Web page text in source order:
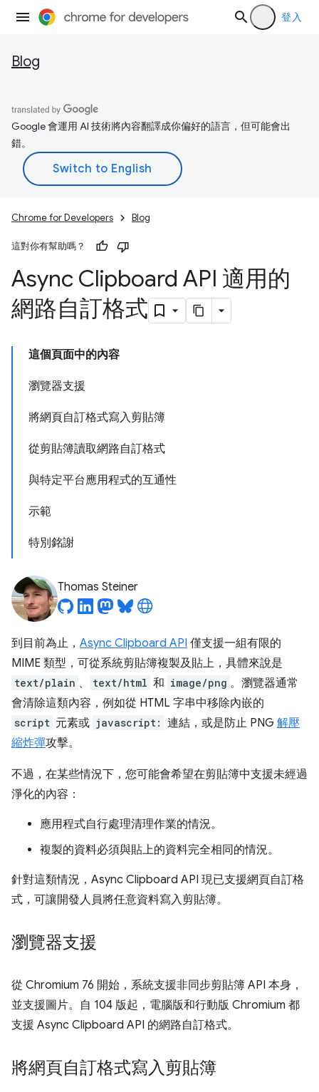
登入
Blog
Google 會運用 AI 技術將內容翻譯成你偏好的語言，但可能會出
錯。
Chrome for Developers Blog
這對你有幫助嗎？
Async Clipboard API 適用的
網路自訂格式
這個頁面中的內容
瀏覽器支援
將網頁自訂格式寫入剪貼簿
從剪貼簿讀取網路自訂格式
與特定平台應用程式的互通性
示範
特別銘謝
Thomas Steiner
到目前為止， Async Clipboard API 僅支援一組有限的
MIME 類型，可從系統剪貼簿複製及貼上，具體來說是
text/plain 、 text/html 和 image/png 。瀏覽器通常
會清除這類內容，例如從 HTML 字串中移除內嵌的
script 元素或 javascript: 連結，或是防止 PNG 解壓
縮炸彈攻擊。
不過，在某些情況下，您可能會希望在剪貼簿中支援未經過
淨化的內容：
應用程式自行處理清理作業的情況。
複製的資料必須與貼上的資料完全相同的情況。
針對這類情況，Async Clipboard API 現已支援網頁自訂格
式，可讓開發人員將任意資料寫入剪貼簿。
瀏覽器支援
從 Chromium 76 開始，系統支援非同步剪貼簿 API 本身，
並支援圖片。自 104 版起，電腦版和行動版 Chromium 都
支援 Async Clipboard API 的網路自訂格式。
將網頁自訂格式寫入剪貼簿